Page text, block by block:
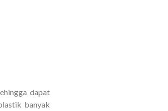
dapat
banyak